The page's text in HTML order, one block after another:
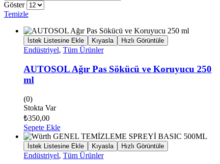
Göster
Temizle
İstek Listesine Ekle Kıyasla Hızlı Görüntüle
Endüstriyel, Tüm Ürünler
AUTOSOL Ağır Pas Sökücü ve Koruyucu 250
ml
(0)
Stokta Var
₺350,00
Sepete Ekle
İstek Listesine Ekle Kıyasla Hızlı Görüntüle
Endüstriyel, Tüm Ürünler